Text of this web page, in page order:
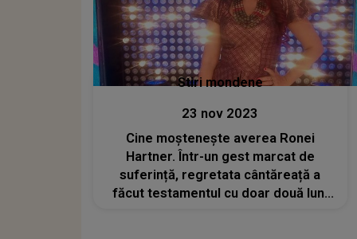
Stiri mondene
23 nov 2023
Cine moşteneşte averea Ronei
Hartner. Într-un gest marcat de
suferință, regretata cântăreață a
făcut testamentul cu doar două luni